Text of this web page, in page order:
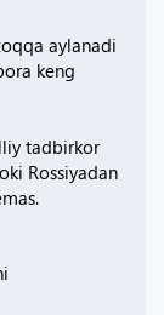
aylanadi
keng
tadbirkor
Rossiyadan